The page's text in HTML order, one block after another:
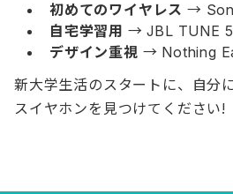
初めてのワイヤレス →
自宅学習用 → JBL TUNE
デザイン重視 → Nothing
新大学生活のスタートに、自分
スイヤホンを見つけてください!